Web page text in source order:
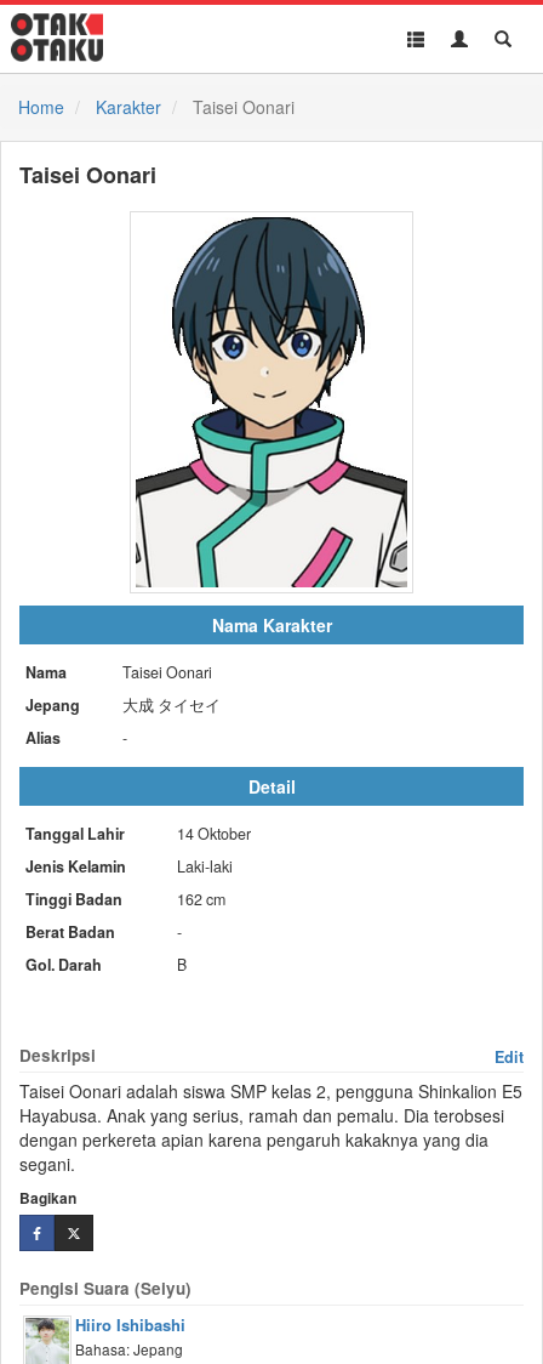
Toggle
Toggle
Home
Karakter Taisei Oonari
Taisei Oonari
Nama Karakter
Nama
Taisei Oonari
Jepang
大成 タイセイ
Alias
-
Detail
Tanggal Lahir
14 Oktober
Jenis Kelamin
Laki-laki
Tinggi Badan
162 cm
Berat Badan
-
Gol. Darah
B
Deskripsi Edit
Taisei Oonari adalah siswa SMP kelas 2, pengguna Shinkalion E5
Hayabusa. Anak yang serius, ramah dan pemalu. Dia terobsesi
dengan perkereta apian karena pengaruh kakaknya yang dia
segani.
Bagikan
Pengisi Suara (Seiyu)
Hiiro Ishibashi
Bahasa: Jepang